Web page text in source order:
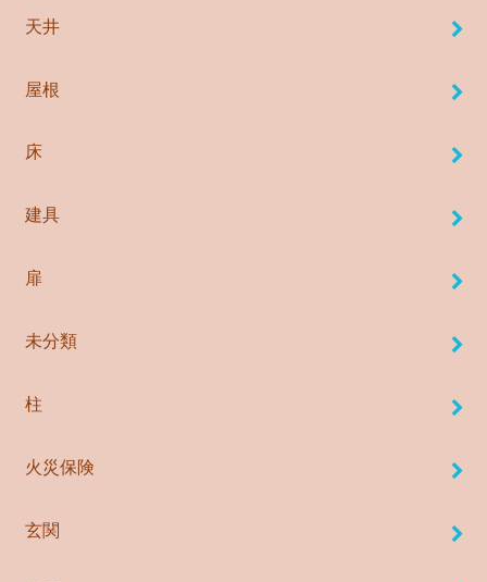
天井
屋根
床
建具
扉
未分類
柱
火災保険
玄関